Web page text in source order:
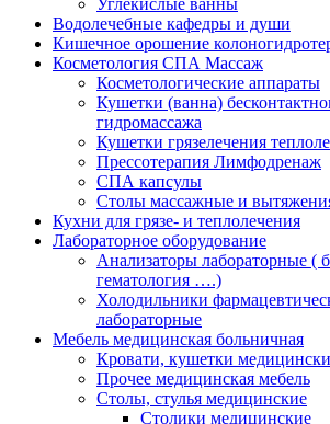
Углекислые ванны
Водолечебные кафедры и души
Кишечное орошение
Косметология СПА Массаж
Косметологические аппараты
Кушетки (ванна)
гидромассажа
Кушетки грязелечения
Прессотерапия Лимфодренаж
СПА капсулы
Столы массажные и
Кухни для грязе- и теплолечения
Лабораторное оборудование
Анализаторы лабораторные (
гематология ….)
Холодильники
лабораторные
Мебель медицинская больничная
Кровати, кушетки
Прочее медицинская мебель
Столы, стулья медицинские
Столики медицинские